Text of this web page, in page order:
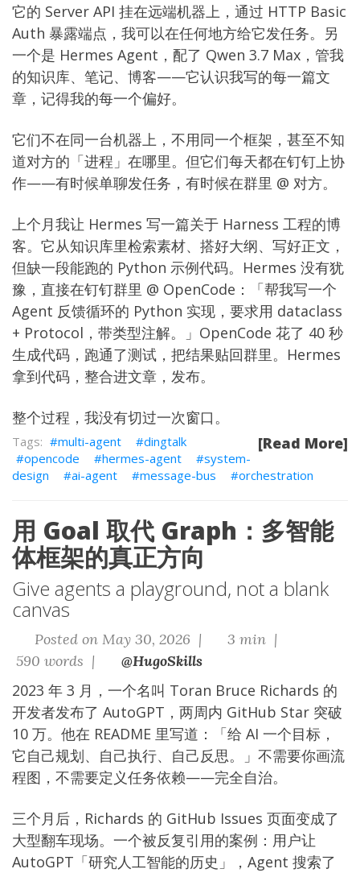
它的 Server API 挂在远端机器上，通过 HTTP Basic
Auth 暴露端点，我可以在任何地方给它发任务。另
一个是 Hermes Agent，配了 Qwen 3.7 Max，管我
的知识库、笔记、博客——它认识我写的每一篇文
章，记得我的每一个偏好。
它们不在同一台机器上，不用同一个框架，甚至不知
道对方的「进程」在哪里。但它们每天都在钉钉上协
作——有时候单聊发任务，有时候在群里 @ 对方。
上个月我让 Hermes 写一篇关于 Harness 工程的博
客。它从知识库里检索素材、搭好大纲、写好正文，
但缺一段能跑的 Python 示例代码。Hermes 没有犹
豫，直接在钉钉群里 @ OpenCode：「帮我写一个
Agent 反馈循环的 Python 实现，要求用 dataclass
+ Protocol，带类型注解。」OpenCode 花了 40 秒
生成代码，跑通了测试，把结果贴回群里。Hermes
拿到代码，整合进文章，发布。
整个过程，我没有切过一次窗口。
[Read More]
multi-agent
dingtalk
opencode
hermes-agent
system-
design
ai-agent message-bus orchestration
用 Goal 取代 Graph：多智能
体框架的真正方向
Give agents a playground, not a blank
canvas
Posted on May 30, 2026 |
3 min |
590 words |
@HugoSkills
2023 年 3 月，一个名叫 Toran Bruce Richards 的
开发者发布了 AutoGPT，两周内 GitHub Star 突破
10 万。他在 README 里写道：「给 AI 一个目标，
它自己规划、自己执行、自己反思。」不需要你画流
程图，不需要定义任务依赖——完全自治。
三个月后，Richards 的 GitHub Issues 页面变成了
大型翻车现场。一个被反复引用的案例：用户让
AutoGPT「研究人工智能的历史」，Agent 搜索了